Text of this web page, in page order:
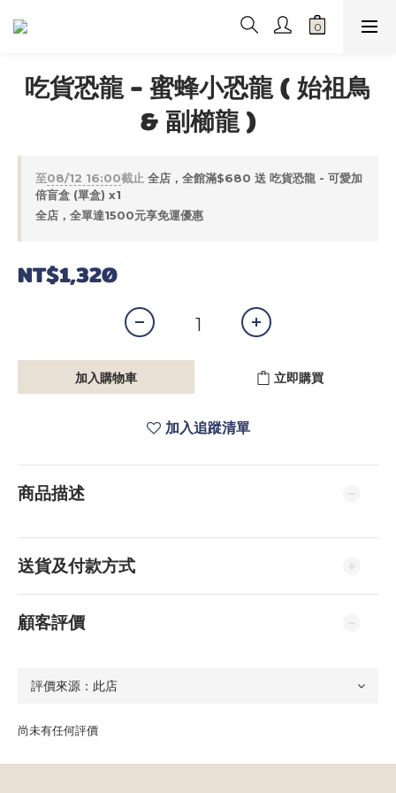
吃貨恐龍 - 蜜蜂小恐龍 ( 始祖鳥
& 副櫛龍 )
至08/12 16:00截止 全店，全館滿$680 送 吃貨恐龍 - 可愛加
倍盲盒 (單盒) x1
全店，全單達1500元享免運優惠
NT$1,320
加入購物車 立即購買
加入追蹤清單
商品描述
送貨及付款方式
顧客評價
尚未有任何評價